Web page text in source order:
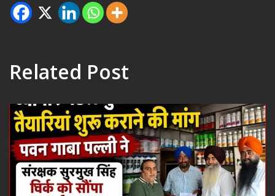
Related Post